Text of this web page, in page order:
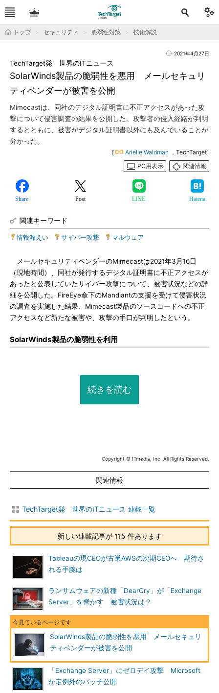
トップ セキュリティ 脆弱性対策 技術解説
2021年4月27日
SolarWinds製品の脆弱性を悪用 メールセキュリ
ティベンダーが被害を公開
TechTarget発 世界のITニュース
Mimecastは、同社のデジタル証明書に不正アクセスがあった攻
撃について侵害調査の結果を公開した。攻撃者の侵入経路が判明
するとともに、被害がデジタル証明書以外にも及んでいることが
分かった。
[ Arielle Waldman ，TechTarget]
PC用表示
関連情報
Share Post LINE Hatena
関連キーワード
情報漏えい サイバー攻撃 マルウェア
メールセキュリティベンダーのMimecastは2021年3月16日
（現地時間）、同社が発行するデジタル証明書に不正アクセスが
あったと公表していたサイバー攻撃について、被害状況などの詳
細を公開した。FireEye傘下のMandiantの支援を受けて侵害状況
の調査を実施した結果、Mimecast製品のソースコードへの不正
アクセスなど新たな被害や、攻撃の手口が判明したという。
SolarWinds製品の脆弱性を利用
続きを読む
Copyright © ITmedia, Inc. All Rights Reserved.
関連情報
TechTarget発 世界のITニュース 連載一覧
新しい連載記事が 115 件あります
Tableauの現CEOが古巣AWSの次期CEOへ 期待さ
れる手腕は
ランサムウェアの新種「DearCry」が「Exchange
Server」を脅かす 被害状況は？
SolarWinds製品の脆弱性を悪用 メールセキュリ
ティベンダーが被害を公開
「Exchange Server」にゼロデイ攻撃 Microsoft
が定例外のパッチ公開